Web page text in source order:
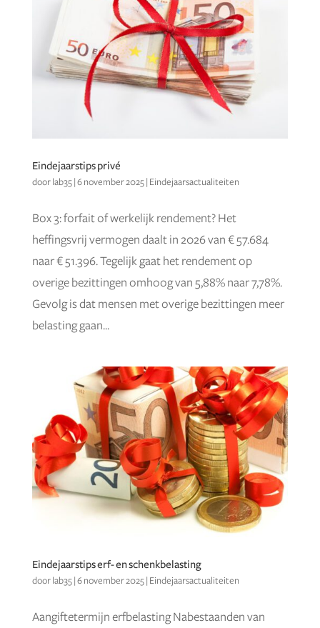
Eindejaarstips privé
door lab35| 6 november 2025| Eindejaarsactualiteiten
Box 3: forfait of werkelijk rendement? Het
heffingsvrij vermogen daalt in 2026 van € 57.684
naar € 51.396. Tegelijk gaat het rendement op
overige bezittingen omhoog van 5,88% naar 7,78%.
Gevolg is dat mensen met overige bezittingen meer
belasting gaan...
Eindejaarstips erf- en schenkbelasting
door lab35| 6 november 2025| Eindejaarsactualiteiten
Aangiftetermijn erfbelasting Nabestaanden van